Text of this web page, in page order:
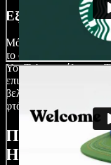
Εξαγάγετε το
Μόλις ολοκληρώσετε
το σε υψηλή ανάλυση
YouTube κανάλι σας.
επιλογές εξαγωγής,
βελτιστοποιημένο
φτάσετε το κοινό σας
Πότε να
Haul